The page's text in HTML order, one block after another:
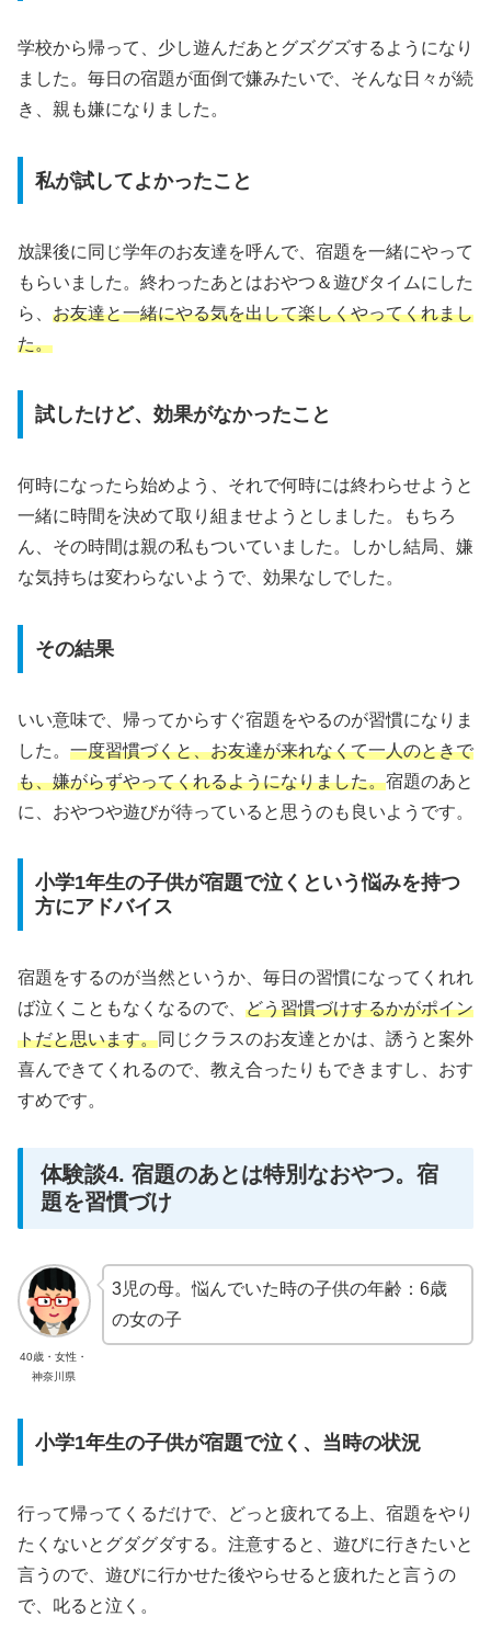
学校から帰って、少し遊んだあとグズグズするようになり
ました。毎日の宿題が面倒で嫌みたいで、そんな日々が続
き、親も嫌になりました。
私が試してよかったこと
放課後に同じ学年のお友達を呼んで、宿題を一緒にやって
もらいました。終わったあとはおやつ＆遊びタイムにした
ら、 お友達と一緒にやる気を出して楽しくやってくれまし
た。
試したけど、効果がなかったこと
何時になったら始めよう、それで何時には終わらせようと
一緒に時間を決めて取り組ませようとしました。もちろ
ん、その時間は親の私もついていました。しかし結局、嫌
な気持ちは変わらないようで、効果なしでした。
その結果
いい意味で、帰ってからすぐ宿題をやるのが習慣になりま
した。 一度習慣づくと、お友達が来れなくて一人のときで
も、嫌がらずやってくれるようになりました。宿題のあと
に、おやつや遊びが待っていると思うのも良いようです。
小学1年生の子供が宿題で泣くという悩みを持つ
方にアドバイス
宿題をするのが当然というか、毎日の習慣になってくれれ
ば泣くこともなくなるので、 どう習慣づけするかがポイン
トだと思います。同じクラスのお友達とかは、誘うと案外
喜んできてくれるので、教え合ったりもできますし、おす
すめです。
体験談4. 宿題のあとは特別なおやつ。宿
題を習慣づけ
40歳・女性・
神奈川県
3児の母。悩んでいた時の子供の年齢：6歳
の女の子
小学1年生の子供が宿題で泣く、当時の状況
行って帰ってくるだけで、どっと疲れてる上、宿題をやり
たくないとグダグダする。注意すると、遊びに行きたいと
言うので、遊びに行かせた後やらせると疲れたと言うの
で、叱ると泣く。